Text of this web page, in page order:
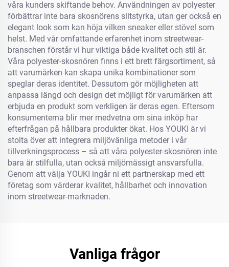
våra kunders skiftande behov. Användningen av polyester
förbättrar inte bara skosnörens slitstyrka, utan ger också en
elegant look som kan höja vilken sneaker eller stövel som
helst. Med vår omfattande erfarenhet inom streetwear-
branschen förstår vi hur viktiga både kvalitet och stil är.
Våra polyester-skosnören finns i ett brett färgsortiment, så
att varumärken kan skapa unika kombinationer som
speglar deras identitet. Dessutom gör möjligheten att
anpassa längd och design det möjligt för varumärken att
erbjuda en produkt som verkligen är deras egen. Eftersom
konsumenterna blir mer medvetna om sina inköp har
efterfrågan på hållbara produkter ökat. Hos YOUKI är vi
stolta över att integrera miljövänliga metoder i vår
tillverkningsprocess – så att våra polyester-skosnören inte
bara är stilfulla, utan också miljömässigt ansvarsfulla.
Genom att välja YOUKI ingår ni ett partnerskap med ett
företag som värderar kvalitet, hållbarhet och innovation
inom streetwear-marknaden.
Vanliga frågor